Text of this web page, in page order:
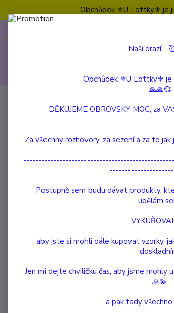
Obchůdek ⚜️U Lottky⚜️ je
a Beautiful Story Drahokamová karta
Drahokamová karta
Naši
Obchůdek ⚜️U Lottky⚜️ je
🙏🙏💞
DĚKUJEME OBROVSKY MOC, za
Za všechny rozhovory, za sezení a za to
Postupně sem budu dávat produkty,
udělám
aby jste si mohli dále kupovat vzorky,
Jen mi dejte chviličku čas, aby jsme
🙏💫
a pak tady všechno